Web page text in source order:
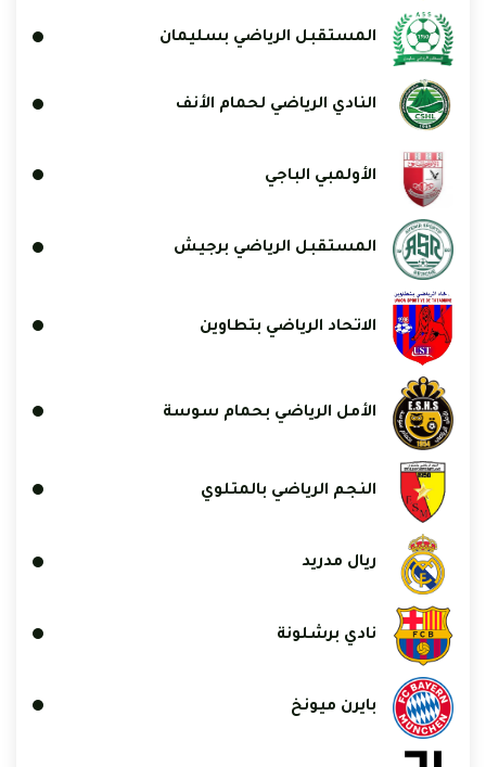
المستقبل الرياضي بسليمان
النادي الرياضي لحمام الأنف
الأولمبي الباجي
المستقبل الرياضي برجيش
الاتحاد الرياضي بتطاوين
الأمل الرياضي بحمام سوسة
النجم الرياضي بالمتلوي
ريال مدريد
نادي برشلونة
بايرن ميونخ